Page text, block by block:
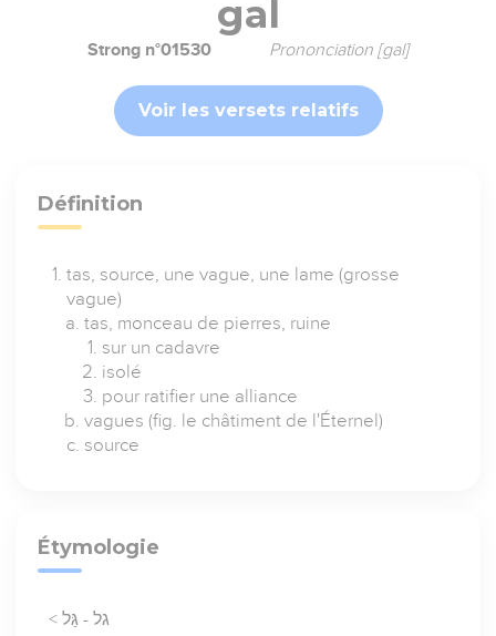
gal
Strong n°01530 Prononciation [gal]
Voir les versets relatifs
Définition
tas, source, une vague, une lame (grosse
vague)
tas, monceau de pierres, ruine
sur un cadavre
isolé
pour ratifier une alliance
vagues (fig. le châtiment de l'Éternel)
source
Étymologie
< גל - גַּל